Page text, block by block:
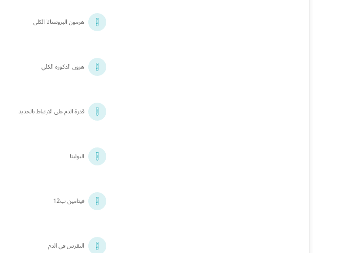
هرمون البروستاتا الكلى
هرون الذكورة الكلي
قدرة الدم على الارتباط بالحديد
البولينا
فيتامين ب12
النقرس في الدم